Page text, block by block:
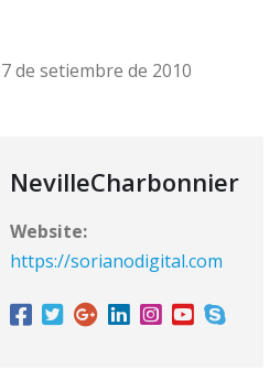
de setiembre de 2010
NevilleCharbonnier
Website:
https://sorianodigital.com